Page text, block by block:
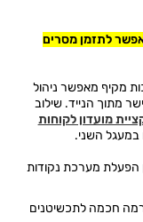
לתזמן מסרים
מקיף מאפשר ניהול
מתוך הנייד. שילוב
מועדון לקוחות
במעגל השני.
הפעלת מערכת נקודות
חכמה לתכשיטנים